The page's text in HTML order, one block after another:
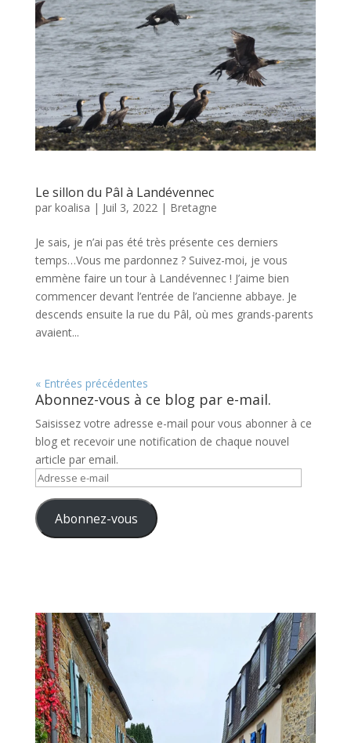
Le sillon du Pâl à Landévennec
par koalisa | Juil 3, 2022| Bretagne
Je sais, je n’ai pas été très présente ces derniers
temps…Vous me pardonnez ? Suivez-moi, je vous
emmène faire un tour à Landévennec ! J’aime bien
commencer devant l’entrée de l’ancienne abbaye. Je
descends ensuite la rue du Pâl, où mes grands-parents
avaient...
« Entrées précédentes
Abonnez-vous à ce blog par e-mail.
Saisissez votre adresse e-mail pour vous abonner à ce
blog et recevoir une notification de chaque nouvel
article par email.
Adresse
mail Abonnez-vous